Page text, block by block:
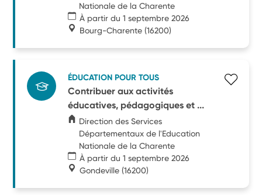
Nationale de la Charente
À partir du 1 septembre 2026
Bourg-Charente (16200)
ÉDUCATION POUR TOUS
Contribuer aux activités
éducatives, pédagogiques et ...
Direction des Services
Départementaux de l'Education
Nationale de la Charente
À partir du 1 septembre 2026
Gondeville (16200)